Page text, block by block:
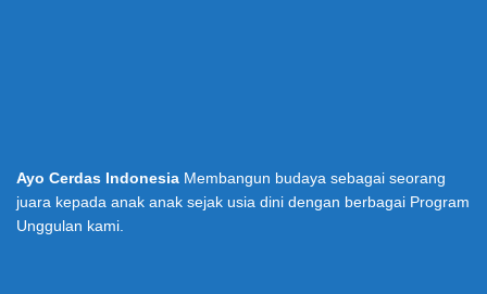
Ayo Cerdas Indonesia Membangun budaya sebagai seorang
juara kepada anak anak sejak usia dini dengan berbagai Program
Unggulan kami.